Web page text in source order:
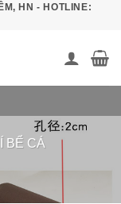
HN - HOTLINE:
BỂ CÁ